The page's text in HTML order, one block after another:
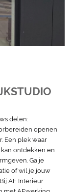
delen:
openen
Een plek waar
ontdekken en
Ga je
of wil je jouw
AF Interieur